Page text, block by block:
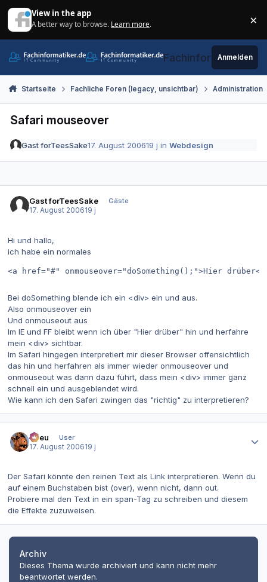
View in the app
A better way to browse. Learn more. ×
Fachinformatiker.de
Anmelden
Startseite Fachliche Foren (legacy, unsichtbar) Administration
Safari mouseover
Gast forTeesSake17. August 200619 j inWebdesign
Gast forTeesSake
Gäste
17. August 200619 j
Hi und hallo,
ich habe ein normales
<a href="#" onmouseover="doSomething();">Hier drüber</
Bei doSomething blende ich ein <div> ein und aus.
Also onmouseover ein
Und onmouseout aus
Im IE und FF bleibt wenn ich über "Hier drüber" hin und herfahre
mein <div> sichtbar.
Im Safari hingegen interpretiert mir dieser Browser offensichtlich
das hin und herfahren als immer wieder onmouseover und
onmouseout was dann dazu führt, dass mein <div> immer ganz
schnell ein und ausgeblendet wird.
Wie kann ich den Safari zwingen das "richtig" zu interpretieren?
etreu
User
17. August 200619 j
Der Safari könnte den reinen Text als Link interpretieren. Wenn du
auf einem Buchstaben bist (over), wenn nicht, dann out.
Probiere mal den Text in ein span-Tag zu schreiben und diesem
die Effekte zuzuweisen.
Archiv
Dieses Thema wurde archiviert und kann nicht mehr
beantwortet werden.